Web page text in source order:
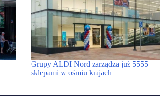
Grupy ALDI Nord zarządza już 5555
sklepami w ośmiu krajach